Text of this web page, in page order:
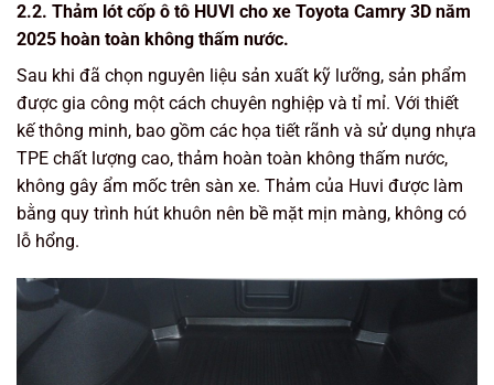
2.2. Thảm lót cốp ô tô HUVI cho xe Toyota Camry 3D năm
2025 hoàn toàn không thấm nước.
Sau khi đã chọn nguyên liệu sản xuất kỹ lưỡng, sản phẩm
được gia công một cách chuyên nghiệp và tỉ mỉ. Với thiết
kế thông minh, bao gồm các họa tiết rãnh và sử dụng nhựa
TPE chất lượng cao, thảm hoàn toàn không thấm nước,
không gây ẩm mốc trên sàn xe. Thảm của Huvi được làm
bằng quy trình hút khuôn nên bề mặt mịn màng, không có
lỗ hổng.